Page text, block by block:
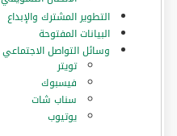
التطوير المشترك والإبداع
البيانات المفتوحة
وسائل التواصل الاجتماعي
تويتر
فيسبوك
سناب شات
يوتيوب